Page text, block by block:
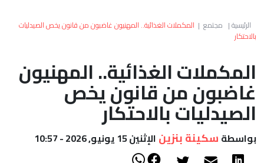
العالم
الصحراء
الرئيسية| مجتمع | المكملات الغذائية.. المهنيون غاضبون من قانون يخص الصيدليات
بالاحتكار
المكملات الغذائية.. المهنيون
غاضبون من قانون يخص
الصيدليات بالاحتكار
بواسطة سكينة بنزين الإثنين 15 يونيو, 2026 - 10:57